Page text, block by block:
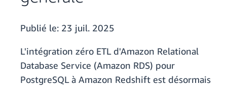
Publié le: 23 juil. 2025
L'intégration zéro ETL d'Amazon Relational
Database Service (Amazon RDS) pour
PostgreSQL à Amazon Redshift est désormais